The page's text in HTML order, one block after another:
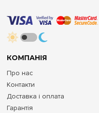
КОМПАНІЯ
Про нас
Контакти
Доставка і оплата
Гарантія